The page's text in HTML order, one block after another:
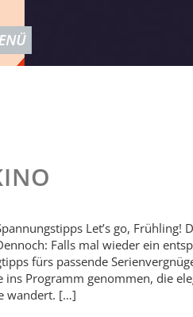
Let’s go,
Falls mal wieder ein
fürs passende
ins Programm genommen, die
wandert. […]